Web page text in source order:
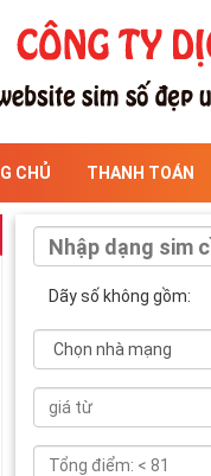
CHỦ THANH TOÁN
Dãy số không gồm: